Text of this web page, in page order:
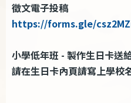
徵文電子投稿
https://forms.gle/
小學低年班 - 製作生日卡送
請在生日卡內頁請寫上學校